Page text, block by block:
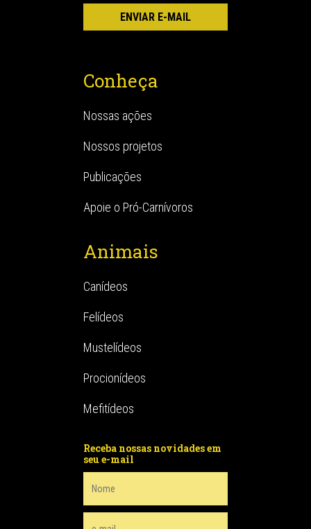
Conheça
Nossas ações
Nossos projetos
Publicações
Apoie o Pró-Carnívoros
Animais
Canídeos
Felídeos
Mustelídeos
Procionídeos
Mefitídeos
Receba nossas novidades em
seu e-mail